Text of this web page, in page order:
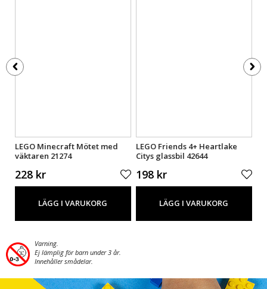
LEGO Minecraft Mötet med
väktaren 21274
228 kr
LÄGG I VARUKORG
LEGO Friends 4+ Heartlake
Citys glassbil 42644
198 kr
LÄGG I VARUKORG
Varning.
Ej lämplig för barn under 3 år.
Innehåller smådelar.